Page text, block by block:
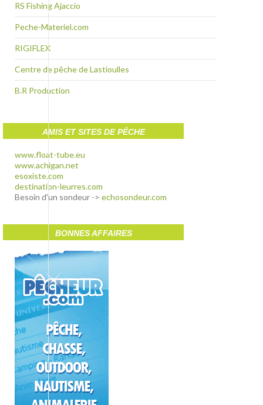
RS Fishing Ajaccio
Peche-Materiel.com
RIGIFLEX
Centre de pêche de Lastioulles
B.R Production
AMIS ET SITES DE PÊCHE
www.float-tube.eu
www.achigan.net
esoxiste.com
destination-leurres.com
Besoin d'un sondeur -> echosondeur.com
BONNES AFFAIRES